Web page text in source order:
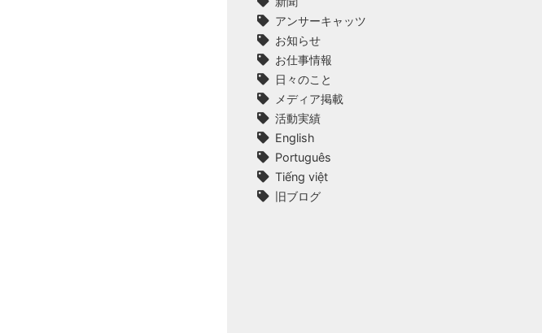
アンサーキャッツ
お知らせ
お仕事情報
日々のこと
メディア掲載
活動実績
English
Português
Tiếng việt
旧ブログ